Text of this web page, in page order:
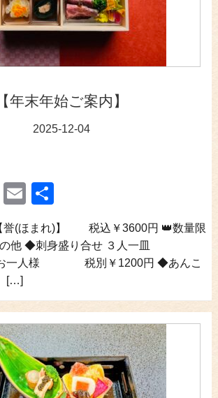
【年末年始ご案内】
2025-12-04
Email
共
有
誉(ほまれ)】 税込￥3600円 👑数量限
の他 ◆刺身盛り合せ ３人一皿
お一人様 税別￥1200円 ◆あんこ
[…]